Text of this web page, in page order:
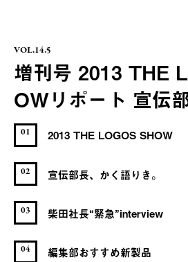
VOL.14.5
増刊号 2013 THE
OWリポート 宣伝
01 2013 THE LOGOS SHOW
02 宣伝部長、かく語りき。
03 柴田社長“緊急”interview
04 編集部おすすめ新製品